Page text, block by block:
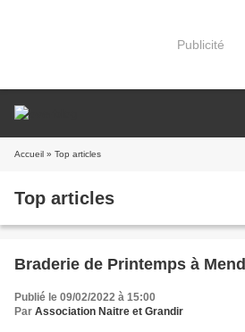
Publicité
Accueil » Top articles
Top articles
Braderie de Printemps à
Publié le 09/02/2022 à 15:00
Par Association Naitre et Grandir